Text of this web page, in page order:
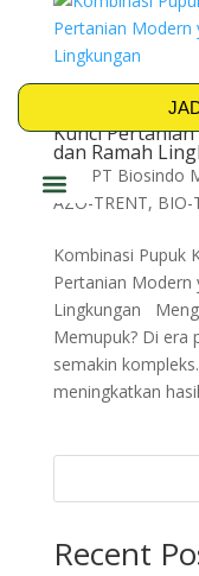
Kombinasi
Kunci
dan Ramah
oleh PT Biosindo
AZO-TRENT, BIO-
Kombinasi Pupuk
Pertanian Modern
Lingkungan
Memupuk? Di era
semakin
meningkatkan
Recent